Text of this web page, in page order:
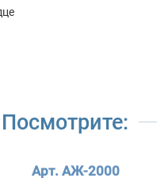
Арт. АЖ-2000